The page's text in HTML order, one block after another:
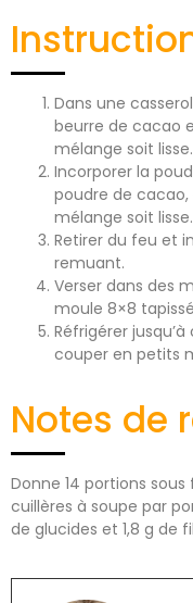
Dans une
beurre de cacao
mélange soit lisse.
Incorporer la
poudre de cacao,
mélange soit lisse.
Retirer du feu et
remuant.
Verser dans des
moule 8×8
Réfrigérer
couper en petits
Notes de
Donne 14 portions
cuillères à soupe par
de glucides et 1,8 g de